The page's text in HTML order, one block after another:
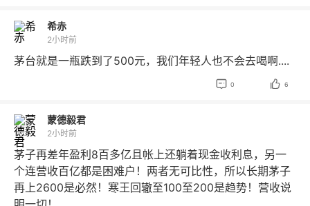
希赤
2小时前
茅台就是一瓶跌到了500元，我们年轻人也不会去喝啊....
 0  6
蒙德毅君
2小时前
茅子再差年盈利8百多亿且帐上还躺着现金收利息，另一
个连营收百亿都是困难户！两者无可比性，所以长期茅子
再上2600是必然！寒王回辙至100至200是趋势！营收说